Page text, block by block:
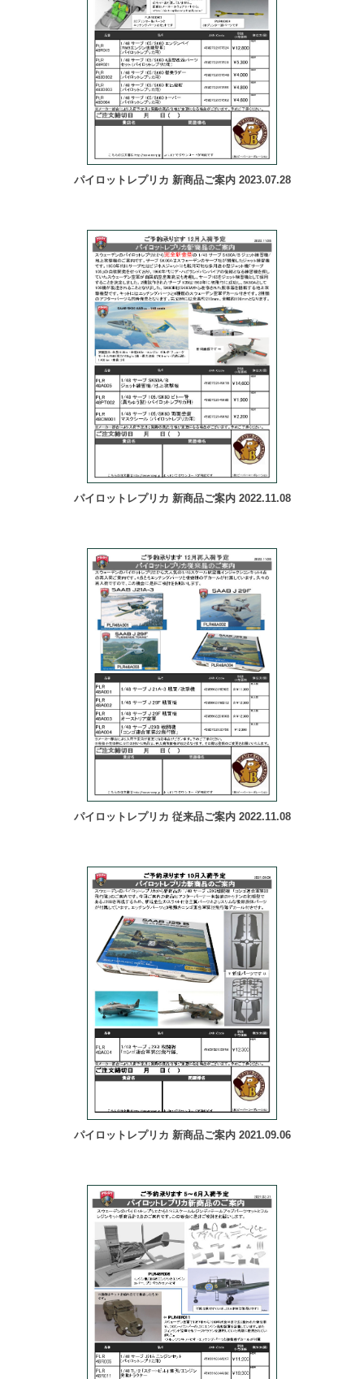
パイロットレプリカ 新商品ご案内 2023.07.28
パイロットレプリカ 新商品ご案内 2022.11.08
パイロットレプリカ 従来品ご案内 2022.11.08
パイロットレプリカ 新商品ご案内 2021.09.06